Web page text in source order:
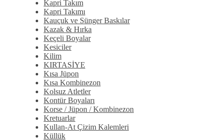
Kapri Takım
Kapri Takımı
Kauçuk ve Sünger Baskılar
Kazak & Hırka
Keçeli Boyalar
Kesiciler
Kilim
KIRTASİYE
Kısa Jüpon
Kısa Kombinezon
Kolsuz Atletler
Kontür Boyaları
Korse / Jüpon / Kombinezon
Kretuarlar
Kullan-At Çizim Kalemleri
Küllük